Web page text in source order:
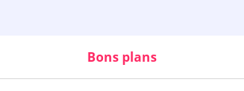
Bons plans